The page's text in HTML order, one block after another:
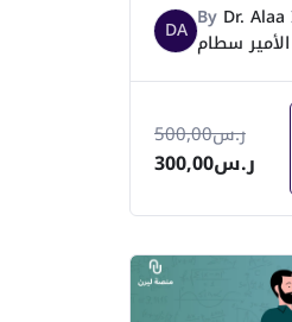
DA By Dr. Alaa
الأمير سطام
ر.س500,00
ر.س300,00